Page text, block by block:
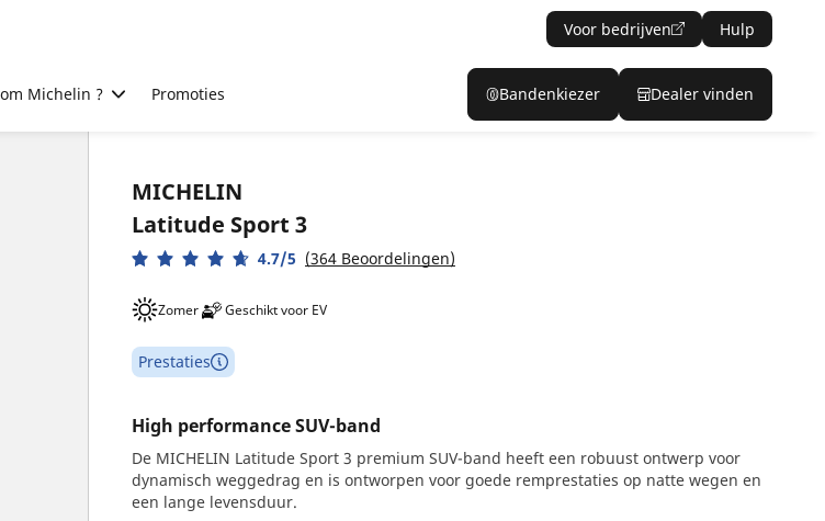
Voor bedrijven Hulp
Michelin ? Promoties Bandenkiezer Dealer vinden
MICHELIN
Latitude Sport 3
4.7/5 (364 Beoordelingen)
Zomer Geschikt voor EV
Prestaties
High performance SUV-band
De MICHELIN Latitude Sport 3 premium SUV-band heeft een robuust ontwerp voor
dynamisch weggedrag en is ontworpen voor goede remprestaties op natte wegen en
een lange levensduur.